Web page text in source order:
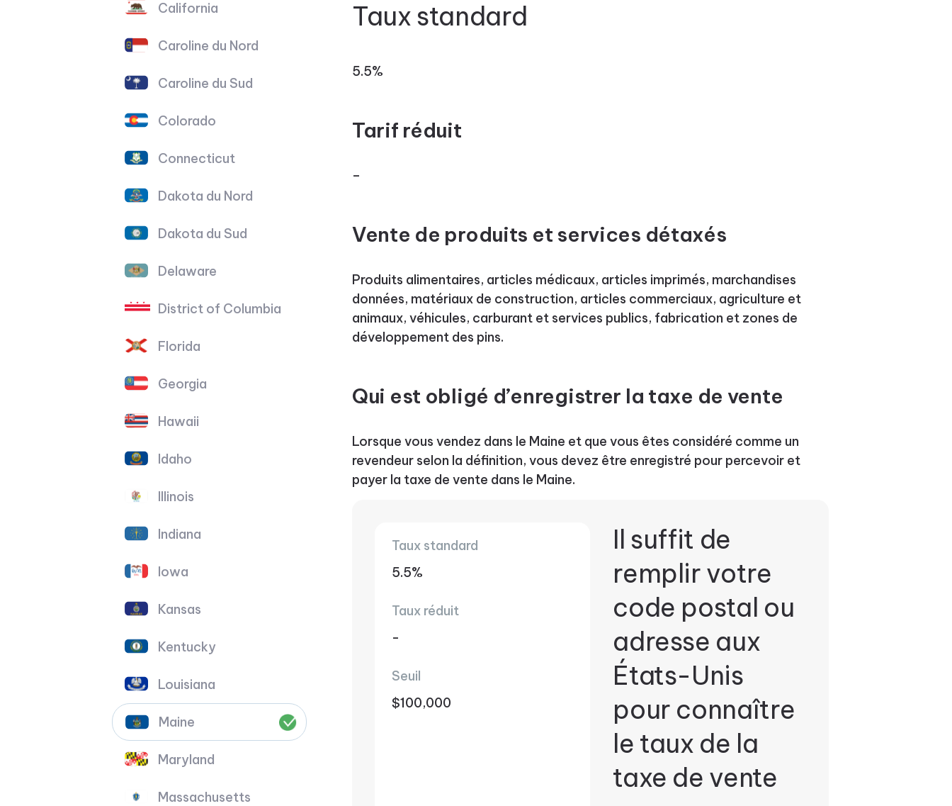
California
Caroline du Nord
Caroline du Sud
Colorado
Connecticut
Dakota du Nord
Dakota du Sud
Delaware
District of Columbia
Florida
Georgia
Hawaii
Idaho
Illinois
Indiana
Iowa
Kansas
Kentucky
Louisiana
Maine
Maryland
Massachusetts
Taux standard
5.5%
Tarif réduit
–
Vente de produits et services détaxés
Produits alimentaires, articles médicaux, articles imprimés, marchandises
données, matériaux de construction, articles commerciaux, agriculture et
animaux, véhicules, carburant et services publics, fabrication et zones de
développement des pins.
Qui est obligé d’enregistrer la taxe de vente
Lorsque vous vendez dans le Maine et que vous êtes considéré comme un
revendeur selon la définition, vous devez être enregistré pour percevoir et
payer la taxe de vente dans le Maine.
Taux standard
5.5%
Taux réduit
-
Seuil
$100,000
Il suffit de
remplir votre
code postal ou
adresse aux
États-Unis
pour connaître
le taux de la
taxe de vente